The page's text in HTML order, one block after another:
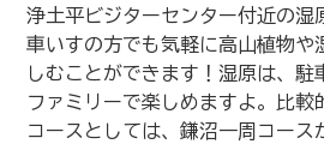
浄土平ビジターセンター付近の湿
車いすの方でも気軽に高山植物や
しむことができます！湿原は、駐
ファミリーで楽しめますよ。比較
コースとしては、鎌沼一周コース